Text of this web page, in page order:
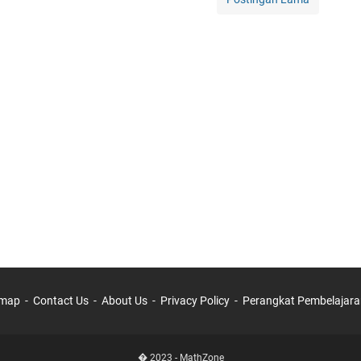
Contact Us About Us Privacy Policy Perangkat
� 2023 - MathZone